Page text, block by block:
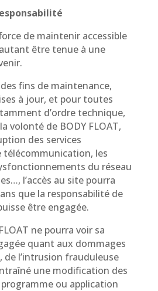
de maintenir accessible
être tenue à une
des fins de maintenance,
à jour, et pour toutes
d’ordre technique,
volonté de BODY FLOAT,
des services
télécommunication, les
du réseau
l’accès au site pourra
que la responsabilité de
être engagée.
ne pourra voir sa
quant aux dommages
de l’intrusion frauduleuse
une modification des
ou application